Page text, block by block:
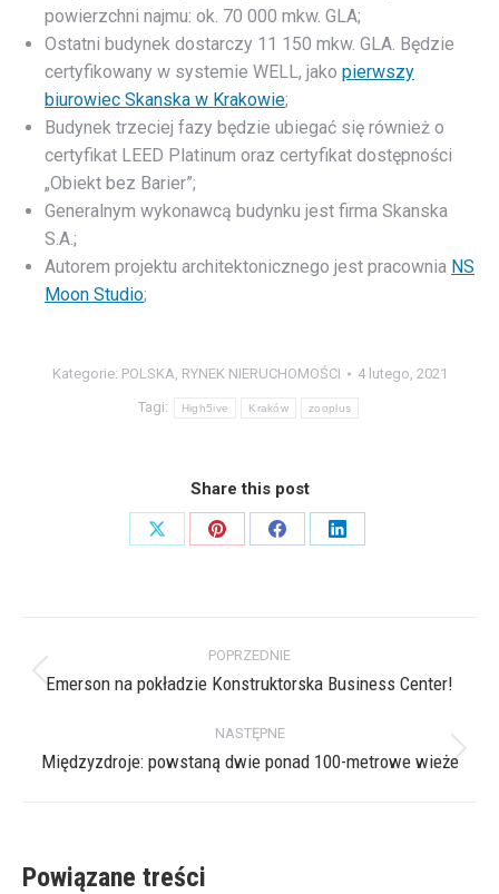
powierzchni najmu: ok. 70 000 mkw. GLA;
Ostatni budynek dostarczy 11 150 mkw. GLA. Będzie
certyfikowany w systemie WELL, jako pierwszy
biurowiec Skanska w Krakowie;
Budynek trzeciej fazy będzie ubiegać się również o
certyfikat LEED Platinum oraz certyfikat dostępności
„Obiekt bez Barier”;
Generalnym wykonawcą budynku jest firma Skanska
S.A.;
Autorem projektu architektonicznego jest pracownia NS
Moon Studio;
Kategorie: POLSKA RYNEK NIERUCHOMOŚCI 4 lutego, 2021
Tagi: High5ive Kraków zooplus
Share this post
Share
Share
Share
Share
wpisów
POPRZEDNIE
Poprzedni
Emerson na pokładzie Konstruktorska Business Center!
NASTĘPNE
Następny
Międzyzdroje: powstaną dwie ponad 100-metrowe wieże
Powiązane treści